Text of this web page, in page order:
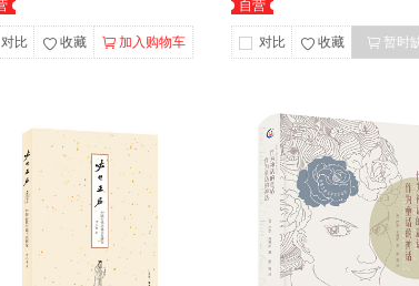
对比 收藏 加入购物车
自营
对比 收藏 暂时